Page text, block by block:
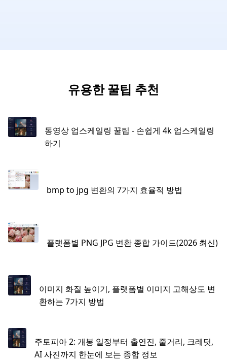
유용한 꿀팁 추천
동영상 업스케일링 꿀팁 - 손쉽게 4k 업스케일링
하기
bmp to jpg 변환의 7가지 효율적 방법
플랫폼별 PNG JPG 변환 종합 가이드(2026 최신)
이미지 화질 높이기, 플랫폼별 이미지 고해상도 변
환하는 7가지 방법
주토피아 2: 개봉 일정부터 출연진, 줄거리, 크레딧,
AI 사진까지 한눈에 보는 종합 정보